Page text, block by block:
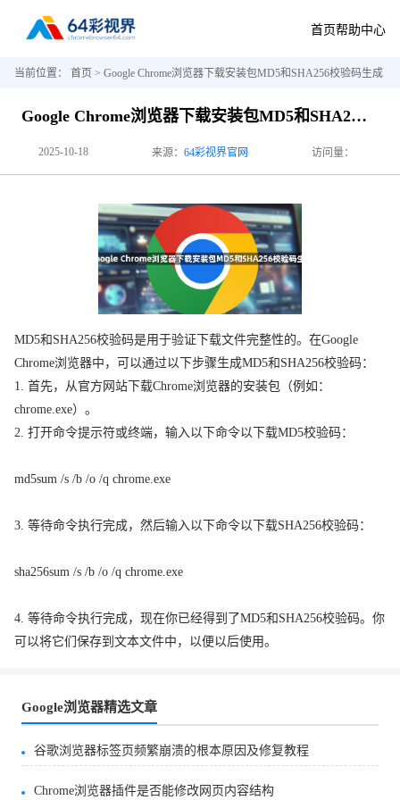
首页帮助中心
当前位置： 首页 > Google Chrome浏览器下载安装包MD5和SHA256校验码生成
Google Chrome浏览器下载安装包MD5和SHA256校验码生成
2025-10-18 来源： 64彩视界官网 访问量：
MD5和SHA256校验码是用于验证下载文件完整性的。在Google
Chrome浏览器中，可以通过以下步骤生成MD5和SHA256校验码：
1. 首先，从官方网站下载Chrome浏览器的安装包（例如：
chrome.exe）。
2. 打开命令提示符或终端，输入以下命令以下载MD5校验码：
md5sum /s /b /o /q chrome.exe
3. 等待命令执行完成，然后输入以下命令以下载SHA256校验码：
sha256sum /s /b /o /q chrome.exe
4. 等待命令执行完成，现在你已经得到了MD5和SHA256校验码。你
可以将它们保存到文本文件中，以便以后使用。
Google浏览器精选文章
谷歌浏览器标签页频繁崩溃的根本原因及修复教程
Chrome浏览器插件是否能修改网页内容结构